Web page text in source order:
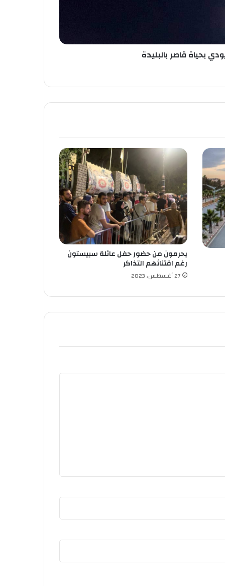
بحياة قاصر بالبليدة
يحرمون من حضور حفل عائلة سبيستون
رغم اقتنائهم التذاكر
27 أغسطس، 2023